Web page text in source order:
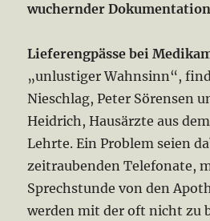
wuchernder
Lieferengpässe bei
„unlustiger Wahnsinn“,
Nieschlag, Peter Sörensen
Heidrich, Hausärzte aus
Lehrte. Ein Problem seien
zeitraubenden Telefonate,
Sprechstunde von den
werden mit der oft nicht zu